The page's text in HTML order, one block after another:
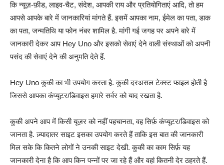
कि न्यूज़-फ़ीड, लाइव-चैट, संदेश, आपकी राय और प्रतियोगिताएं आदि, तो हम
आपसे आपके बारे में जानकारियां मांगते हैं. इसमें आपका नाम, ईमेल का पता, डाक
का पता, जन्मतिथि या फोन नंबर शामिल है. मांगी गई जगह पर अपने बारे में
जानकारी देकर आप Hey Uno और इसको सेवाएं देने वाली संस्थाओं को अपनी
पसंद की सेवाएं देने की अनुमति देते हैं.
Hey Uno कुकी का भी उपयोग करता है. कुकी दरअसल टेक्स्ट फाइल होती है
जिससे आपका कंप्यूटर/डिवाइस हमारे सर्वर को याद रखता है.
कुकी अपने आप में किसी यूज़र को नहीं पहचानता, वह सिर्फ़ कंप्यूटर/डिवाइस को
जानता है. ज़्यादातर साइट इसका उपयोग करते हैं ताकि इस बात की जानकारी
मिल सके कि कितने लोगों ने उनकी साइट देखी. कुकी का काम सिर्फ़ यह
जानकारी देना है कि आप किन पन्नों पर जा रहे हैं और वहां कितनी देर ठहरते हैं.